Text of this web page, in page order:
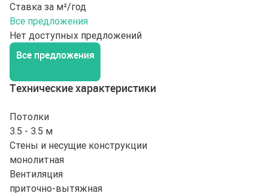
Ставка за м²/год
Все предложения
Нет доступных предложений
Все предложения
Технические характеристики
Потолки
3.5 - 3.5 м
Стены и несущие конструкции
монолитная
Вентиляция
приточно-вытяжная